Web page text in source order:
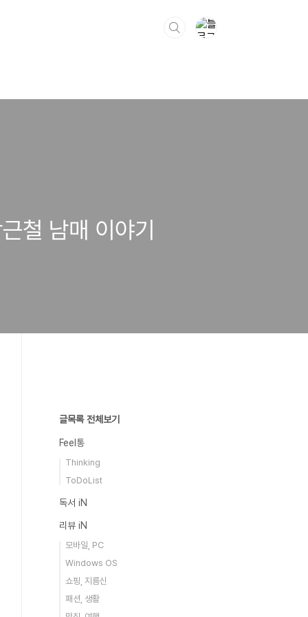
철 남매 이야기
글목록 전체보기
Feel통
Thinking
ToDoList
독서 iN
리뷰 iN
모바일, PC
Windows OS
쇼핑, 지름신
패션, 생활